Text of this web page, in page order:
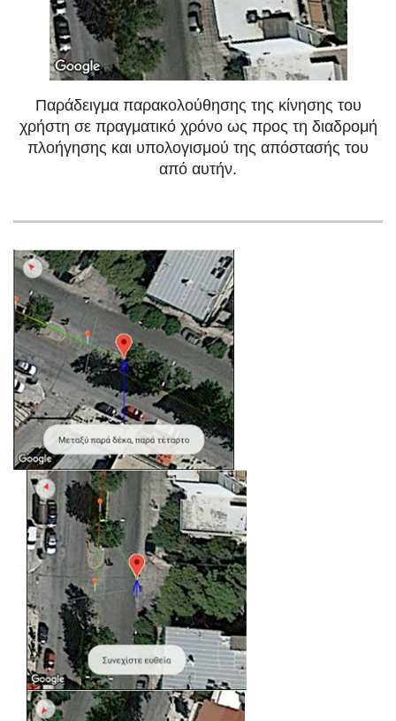
Παράδειγμα παρακολούθησης της κίνησης του
χρήστη σε πραγματικό χρόνο ως προς τη διαδρομή
πλοήγησης και υπολογισμού της απόστασής του
από αυτήν.